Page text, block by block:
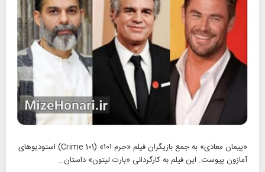
«پیمان معادی» به جمع بازیگران فیلم «جرم ۱۰۱» (Crime 101) استودیوهای
آمازون پیوست. این فیلم به کارگردانی «بارت لیتون» داستان…